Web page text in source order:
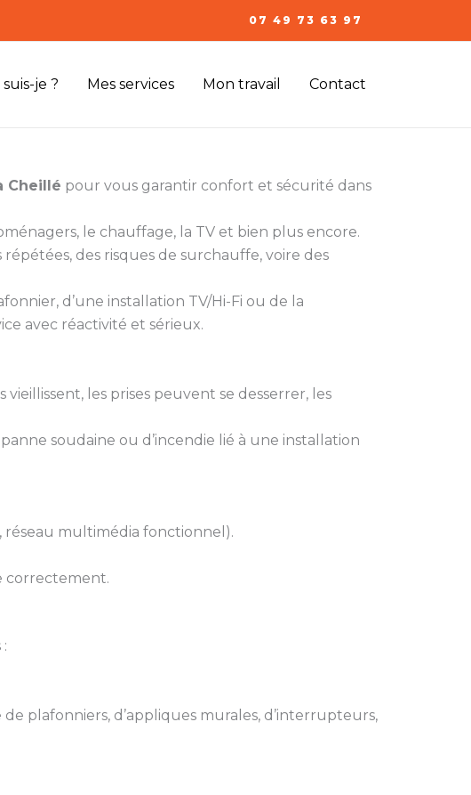
07 49 73 63 97
je ? Mes services Mon travail Contact
Cheillé pour vous garantir confort et sécurité dans
le chauffage, la TV et bien plus encore.
des risques de surchauffe, voire des
d’une installation TV/Hi-Fi ou de la
avec réactivité et sérieux.
vieillissent, les prises peuvent se desserrer, les
soudaine ou d’incendie lié à une installation
réseau multimédia fonctionnel).
correctement.
plafonniers, d’appliques murales, d’interrupteurs,